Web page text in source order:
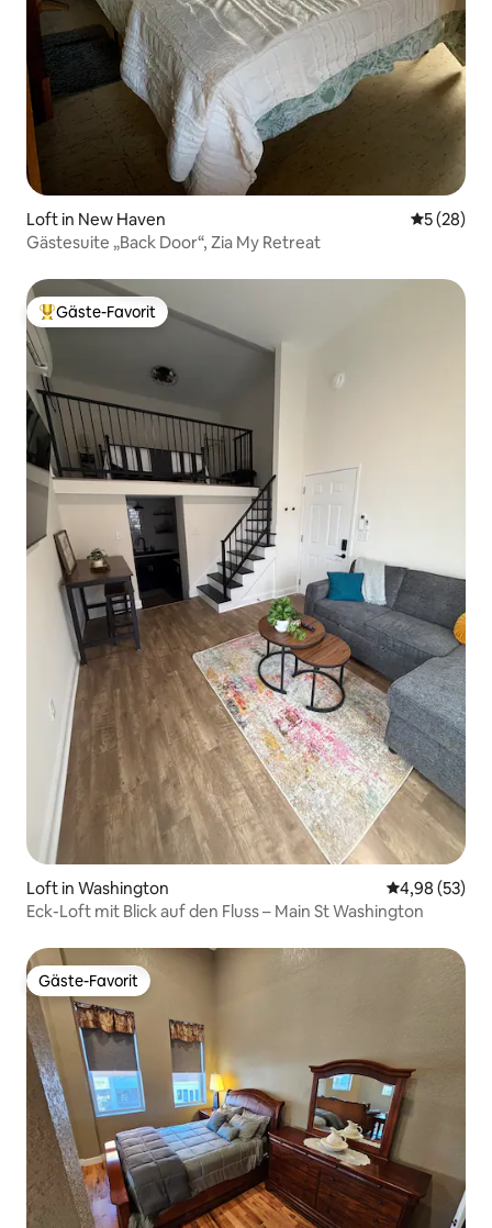
Loft in New Haven
5 (28)
Gästesuite „Back Door“, Zia My Retreat
Beliebter Gäste-Favorit.
Gäste-Favorit
Loft in Washington
4,98 (53)
Eck-Loft mit Blick auf den Fluss – Main St Washington
Gäste-Favorit
Gäste-Favorit